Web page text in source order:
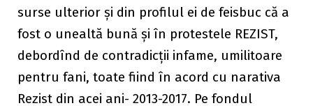
surse ulterior și din profilul ei de feisbuc că a
fost o unealtă bună și în protestele REZIST,
debordînd de contradicții infame, umilitoare
pentru fani, toate fiind în acord cu narativa
Rezist din acei ani- 2013-2017. Pe fondul